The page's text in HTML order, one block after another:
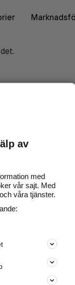
på
dig.
av
med
vår sajt. Med
våra tjänster.